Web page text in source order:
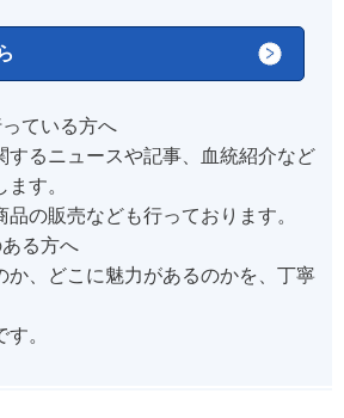
ている方へ
するニュースや記事、血統紹介など
す。
品の販売なども行っております。
る方へ
か、どこに魅力があるのかを、丁寧
。